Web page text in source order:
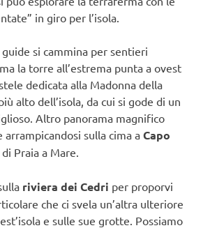
in giro per l’isola.
si cammina per sentieri
la torre all’estrema punta a ovest
dedicata alla Madonna della
alto dell’isola, da cui si gode di un
Altro panorama magnifico
arrampicandosi sulla cima a Capo
Praia a Mare.
riviera dei Cedri per proporvi
che ci svela un’altra ulteriore
e sulle sue grotte. Possiamo